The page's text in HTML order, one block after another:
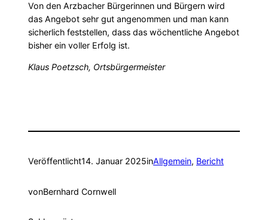
Von den Arzbacher Bürgerinnen und Bürgern wird
das Angebot sehr gut angenommen und man kann
sicherlich feststellen, dass das wöchentliche Angebot
bisher ein voller Erfolg ist.
Klaus Poetzsch, Ortsbürgermeister
Veröffentlicht14. Januar 2025inAllgemein, Bericht
vonBernhard Cornwell